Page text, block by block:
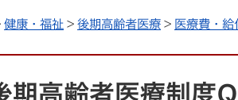
健康・福祉 > 後期高齢者医療 > 医療費・給
期高齢者医療制度